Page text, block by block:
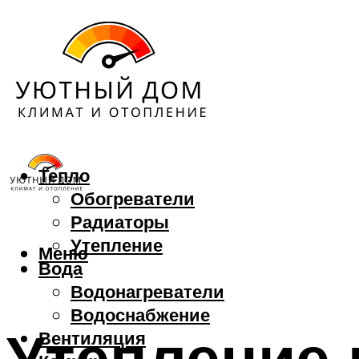
Тепло
Обогреватели
Радиаторы
Утепление
Вода
Водонагреватели
Водоснабжение
Вентиляция
Меню